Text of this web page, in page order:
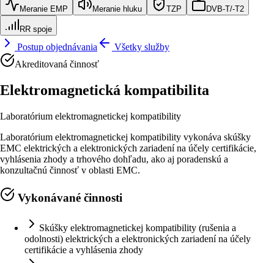
Meranie EMP Meranie hluku TZP DVB-T/-T2
RR spoje
Postup objednávania
Všetky služby
Akreditovaná činnosť
Elektromagnetická kompatibilita
Laboratórium elektromagnetickej kompatibility
Laboratórium elektromagnetickej kompatibility vykonáva skúšky
EMC elektrických a elektronických zariadení na účely certifikácie,
vyhlásenia zhody a trhového dohľadu, ako aj poradenskú a
konzultačnú činnosť v oblasti EMC.
Vykonávané činnosti
Skúšky elektromagnetickej kompatibility (rušenia a
odolnosti) elektrických a elektronických zariadení na účely
certifikácie a vyhlásenia zhody